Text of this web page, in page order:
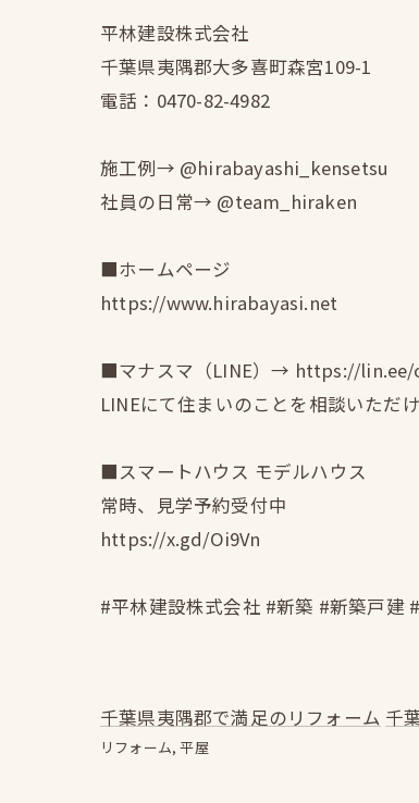
平林建設株式会社
千葉県夷隅郡大多喜町森宮109-1
電話：0470-82-4982
施工例→ @hirabayashi_kensetsu
社員の日常→ @team_hiraken
■ホームページ
https://www.hirabayasi.net
■マナスマ（LINE）→ https://lin.ee/
LINEにて住まいのことを相談いただ
■スマートハウス モデルハウス
常時、見学予約受付中
https://x.gd/Oi9Vn
#平林建設株式会社 #新築 #新築戸建
千葉県夷隅郡で満足のリフォーム 千
リフォーム 平屋